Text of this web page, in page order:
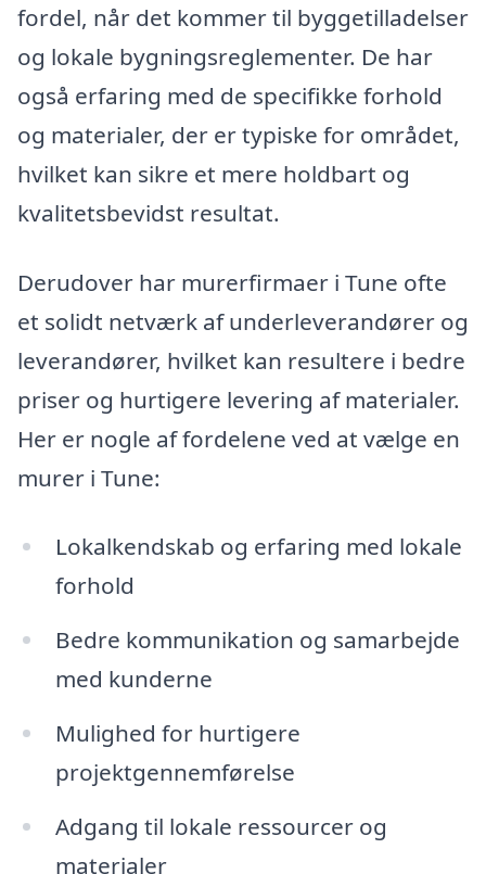
fordel, når det kommer til byggetilladelser
og lokale bygningsreglementer. De har
også erfaring med de specifikke forhold
og materialer, der er typiske for området,
hvilket kan sikre et mere holdbart og
kvalitetsbevidst resultat.
Derudover har murerfirmaer i Tune ofte
et solidt netværk af underleverandører og
leverandører, hvilket kan resultere i bedre
priser og hurtigere levering af materialer.
Her er nogle af fordelene ved at vælge en
murer i Tune:
Lokalkendskab og erfaring med lokale
forhold
Bedre kommunikation og samarbejde
med kunderne
Mulighed for hurtigere
projektgennemførelse
Adgang til lokale ressourcer og
materialer